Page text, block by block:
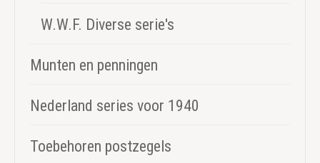
W.W.F. Diverse serie's
Munten en penningen
Nederland series voor 1940
Toebehoren postzegels